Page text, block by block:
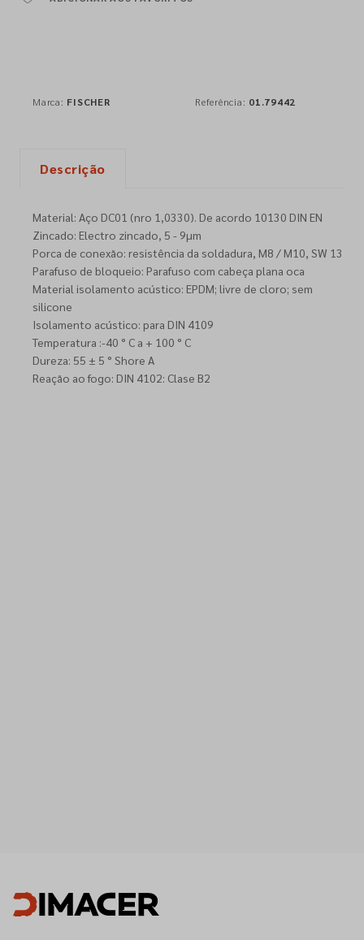
Marca: FISCHER Referência: 01.79442
Descrição
Material: Aço DC01 (nro 1,0330). De acordo 10130 DIN EN
Zincado: Electro zincado, 5 - 9µm
Porca de conexão: resistência da soldadura, M8 / M10, SW 13
Parafuso de bloqueio: Parafuso com cabeça plana oca
Material isolamento acústico: EPDM; livre de cloro; sem
silicone
Isolamento acústico: para DIN 4109
Temperatura :-40 ° C a + 100 ° C
Dureza: 55 ± 5 ° Shore A
Reação ao fogo: DIN 4102: Clase B2